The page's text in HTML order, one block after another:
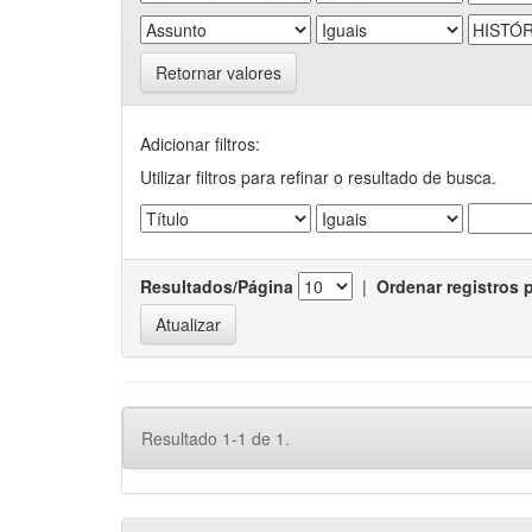
Retornar valores
Adicionar filtros:
Utilizar filtros para refinar o resultado de busca.
Resultados/Página | Ordenar registros
Resultado 1-1 de 1.